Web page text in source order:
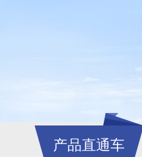
产品直通车